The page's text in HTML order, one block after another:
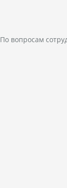
По вопросам